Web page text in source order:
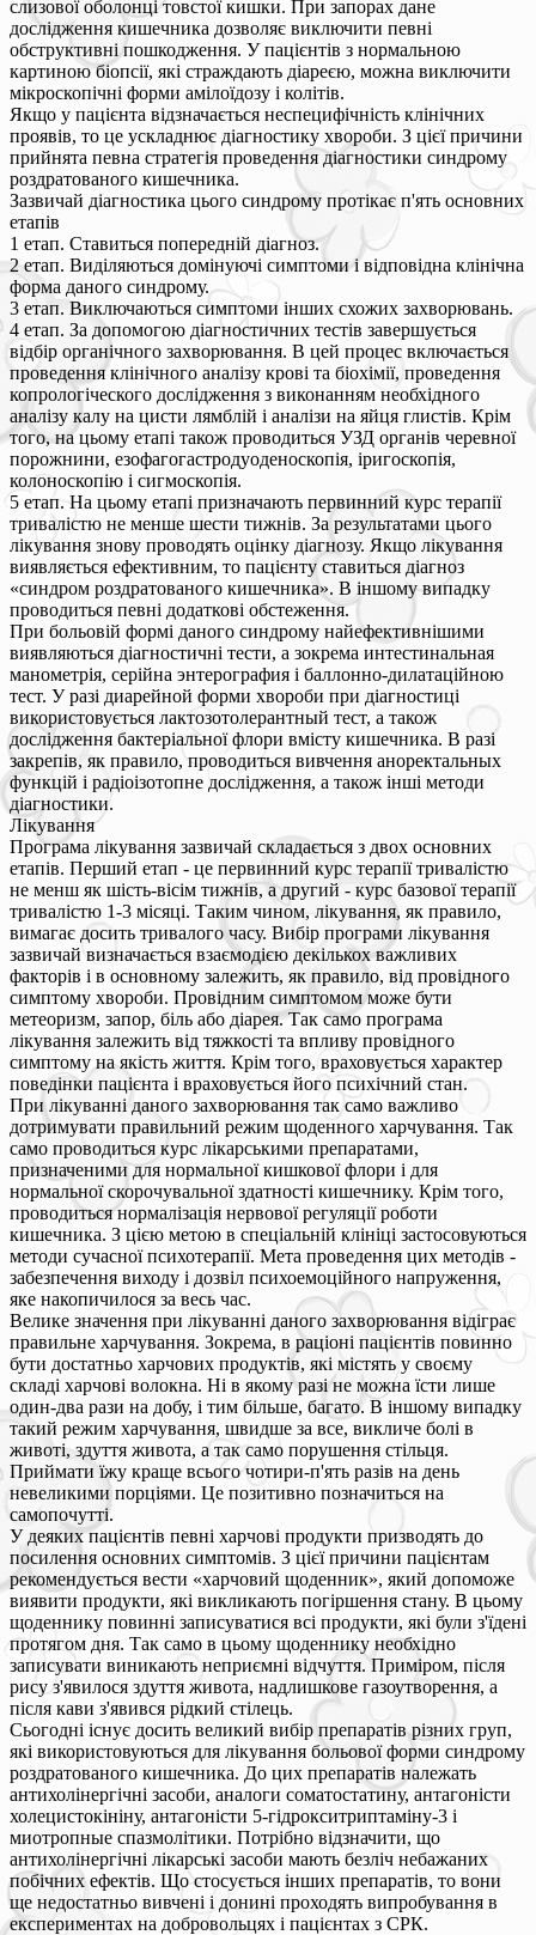
слизової оболонці товстої кишки. При запорах дане
дослідження кишечника дозволяє виключити певні
обструктивні пошкодження. У пацієнтів з нормальною
картиною біопсії, які страждають діареєю, можна виключити
мікроскопічні форми амілоїдозу і колітів.
Якщо у пацієнта відзначається неспецифічність клінічних
проявів, то це ускладнює діагностику хвороби. З цієї причини
прийнята певна стратегія проведення діагностики синдрому
роздратованого кишечника.
Зазвичай діагностика цього синдрому протікає п'ять основних
етапів
1 етап. Ставиться попередній діагноз.
2 етап. Виділяються домінуючі симптоми і відповідна клінічна
форма даного синдрому.
3 етап. Виключаються симптоми інших схожих захворювань.
4 етап. За допомогою діагностичних тестів завершується
відбір органічного захворювання. В цей процес включається
проведення клінічного аналізу крові та біохімії, проведення
копрологіческого дослідження з виконанням необхідного
аналізу калу на цисти лямблій і аналізи на яйця глистів. Крім
того, на цьому етапі також проводиться УЗД органів черевної
порожнини, езофагогастродуоденоскопія, іригоскопія,
колоноскопію і сигмоскопія.
5 етап. На цьому етапі призначають первинний курс терапії
тривалістю не менше шести тижнів. За результатами цього
лікування знову проводять оцінку діагнозу. Якщо лікування
виявляється ефективним, то пацієнту ставиться діагноз
«синдром роздратованого кишечника». В іншому випадку
проводиться певні додаткові обстеження.
При больовій формі даного синдрому найефективнішими
виявляються діагностичні тести, а зокрема интестинальная
манометрія, серійна энтерография і баллонно-дилатаційною
тест. У разі диарейной форми хвороби при діагностиці
використовується лактозотолерантный тест, а також
дослідження бактеріальної флори вмісту кишечника. В разі
закрепів, як правило, проводиться вивчення аноректальных
функцій і радіоізотопне дослідження, а також інші методи
діагностики.
Лікування
Програма лікування зазвичай складається з двох основних
етапів. Перший етап - це первинний курс терапії тривалістю
не менш як шість-вісім тижнів, а другий - курс базової терапії
тривалістю 1-3 місяці. Таким чином, лікування, як правило,
вимагає досить тривалого часу. Вибір програми лікування
зазвичай визначається взаємодією декількох важливих
факторів і в основному залежить, як правило, від провідного
симптому хвороби. Провідним симптомом може бути
метеоризм, запор, біль або діарея. Так само програма
лікування залежить від тяжкості та впливу провідного
симптому на якість життя. Крім того, враховується характер
поведінки пацієнта і враховується його психічний стан.
При лікуванні даного захворювання так само важливо
дотримувати правильний режим щоденного харчування. Так
само проводиться курс лікарськими препаратами,
призначеними для нормальної кишкової флори і для
нормальної скорочувальної здатності кишечнику. Крім того,
проводиться нормалізація нервової регуляції роботи
кишечника. З цією метою в спеціальній клініці застосовуються
методи сучасної психотерапії. Мета проведення цих методів -
забезпечення виходу і дозвіл психоемоційного напруження,
яке накопичилося за весь час.
Велике значення при лікуванні даного захворювання відіграє
правильне харчування. Зокрема, в раціоні пацієнтів повинно
бути достатньо харчових продуктів, які містять у своєму
складі харчові волокна. Ні в якому разі не можна їсти лише
один-два рази на добу, і тим більше, багато. В іншому випадку
такий режим харчування, швидше за все, викличе болі в
животі, здуття живота, а так само порушення стільця.
Приймати їжу краще всього чотири-п'ять разів на день
невеликими порціями. Це позитивно позначиться на
самопочутті.
У деяких пацієнтів певні харчові продукти призводять до
посилення основних симптомів. З цієї причини пацієнтам
рекомендується вести «харчовий щоденник», який допоможе
виявити продукти, які викликають погіршення стану. В цьому
щоденнику повинні записуватися всі продукти, які були з'їдені
протягом дня. Так само в цьому щоденнику необхідно
записувати виникають неприємні відчуття. Приміром, після
рису з'явилося здуття живота, надлишкове газоутворення, а
після кави з'явився рідкий стілець.
Сьогодні існує досить великий вибір препаратів різних груп,
які використовуються для лікування больової форми синдрому
роздратованого кишечника. До цих препаратів належать
антихолінергічні засоби, аналоги соматостатину, антагоністи
холецистокініну, антагоністи 5-гідрокситриптаміну-3 і
миотропные спазмолітики. Потрібно відзначити, що
антихолінергічні лікарські засоби мають безліч небажаних
побічних ефектів. Що стосується інших препаратів, то вони
ще недостатньо вивчені і донині проходять випробування в
експериментах на добровольцях і пацієнтах з СРК.